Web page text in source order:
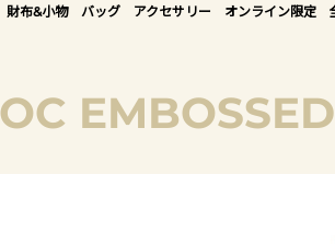
NEW IN｜COLOR
財布&小物 バッグ アクセサリー オンライン限定